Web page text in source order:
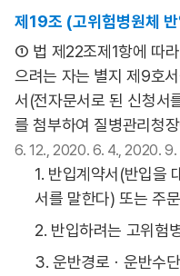
제19조 (고위험병원체
① 법 제22조제1항에 따
으려는 자는 별지 제9호
서(전자문서로 된 신청서
를 첨부하여 질병관리청
6. 12., 2020. 6. 4., 2020. 9.
1. 반입계약서(반입을
서를 말한다) 또는 주
2. 반입하려는 고위험
3. 운반경로ㆍ운반수